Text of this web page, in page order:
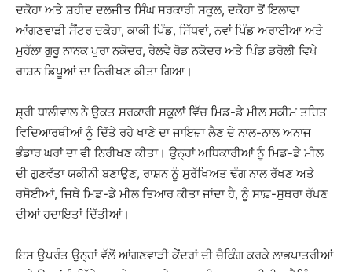
ਦਕੋਹਾ ਅਤੇ ਸ਼ਹੀਦ ਦਲਜੀਤ ਸਿੰਘ ਸਰਕਾਰੀ ਸਕੂਲ, ਦਕੋਹਾ ਤੋਂ ਇਲਾਵਾ
ਆਂਗਣਵਾੜੀ ਸੈਂਟਰ ਦਕੋਹਾ, ਕਾਕੀ ਪਿੰਡ, ਸਿੱਧਵਾਂ, ਨਵਾਂ ਪਿੰਡ ਅਰਾਈਆ ਅਤੇ
ਮੁਹੱਲਾ ਗੁਰੂ ਨਾਨਕ ਪੁਰਾ ਨਕੋਦਰ, ਰੇਲਵੇ ਰੋਡ ਨਕੋਦਰ ਅਤੇ ਪਿੰਡ ਡਰੋਲੀ ਵਿਖੇ
ਰਾਸ਼ਨ ਡਿਪੂਆਂ ਦਾ ਨਿਰੀਖਣ ਕੀਤਾ ਗਿਆ।
ਸ਼੍ਰੀ ਧਾਲੀਵਾਲ ਨੇ ਉਕਤ ਸਰਕਾਰੀ ਸਕੂਲਾਂ ਵਿੱਚ ਮਿਡ-ਡੇ ਮੀਲ ਸਕੀਮ ਤਹਿਤ
ਵਿਦਿਆਰਥੀਆਂ ਨੂੰ ਦਿੱਤੇ ਰਹੇ ਖਾਣੇ ਦਾ ਜਾਇਜ਼ਾ ਲੈਣ ਦੇ ਨਾਲ-ਨਾਲ ਅਨਾਜ
ਭੰਡਾਰ ਘਰਾਂ ਦਾ ਵੀ ਨਿਰੀਖਣ ਕੀਤਾ। ਉਨ੍ਹਾਂ ਅਧਿਕਾਰੀਆਂ ਨੂੰ ਮਿਡ-ਡੇ ਮੀਲ
ਦੀ ਗੁਣਵੱਤਾ ਯਕੀਨੀ ਬਣਾਉਣ, ਰਾਸ਼ਨ ਨੂੰ ਸੁਰੱਖਿਅਤ ਢੰਗ ਨਾਲ ਰੱਖਣ ਅਤੇ
ਰਸੋਈਆਂ, ਜਿਥੇ ਮਿਡ-ਡੇ ਮੀਲ ਤਿਆਰ ਕੀਤਾ ਜਾਂਦਾ ਹੈ, ਨੂੰ ਸਾਫ਼-ਸੁਥਰਾ ਰੱਖਣ
ਦੀਆਂ ਹਦਾਇਤਾਂ ਦਿੱਤੀਆਂ।
ਇਸ ਉਪਰੰਤ ਉਨ੍ਹਾਂ ਵੱਲੋਂ ਆਂਗਣਵਾੜੀ ਕੇਂਦਰਾਂ ਦੀ ਚੈਕਿੰਗ ਕਰਕੇ ਲਾਭਪਾਤਰੀਆਂ